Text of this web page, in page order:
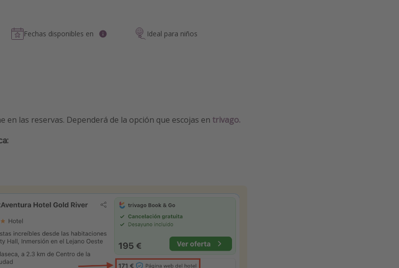
Fechas disponibles en Ideal para niños
en las reservas. Dependerá de la opción que escojas en trivago.